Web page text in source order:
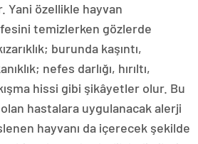
Yani özellikle hayvan
temizlerken gözlerde
burunda kaşıntı,
nefes darlığı, hırıltı,
hissi gibi şikâyetler olur. Bu
hastalara uygulanacak alerji
hayvanı da içerecek şekilde